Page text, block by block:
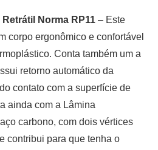
Norma RP11 – Este
corpo ergonômico e confortável
Conta também um a
retorno automático da
contato com a superfície de
ainda com a Lâmina
carbono, com dois vértices
contribui para que tenha o